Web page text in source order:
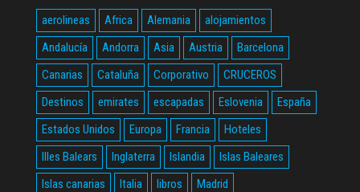
aerolineas Africa Alemania
alojamientos
Andalucía
Andorra Asia Austria
Barcelona
Canarias
Cataluña Corporativo
CRUCEROS
Destinos
emirates escapadas Eslovenia
España
Estados Unidos
Europa Francia
Hoteles
Illes Balears
Inglaterra Islandia
Islas Baleares
Islas canarias
Italia libros
Madrid